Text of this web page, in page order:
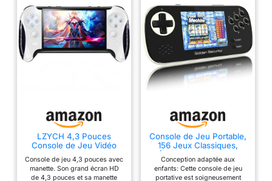
LZYCH 4,3 Pouces
Console de Jeu Vidéo
Poignée Créative
Émulateurs Multiples
Console de jeu 4,3 pouces avec
manette. Son grand écran HD
de 4,3 pouces et sa manette
Console de Jeu Portable,
156 Jeux Classiques,
Écran de 3,5 Pouces
(Blanc)
Conception adaptée aux
enfants: Cette console de jeu
portative est soigneusement